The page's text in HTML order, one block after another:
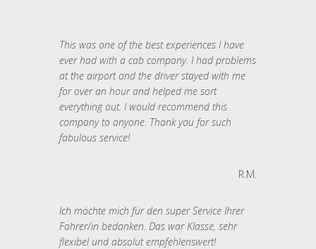
This was one of the best experiences I have
ever had with a cab company. I had problems
at the airport and the driver stayed with me
for over an hour and helped me sort
everything out. I would recommend this
company to anyone. Thank you for such
fabulous service!
R.M.
Ich möchte mich für den super Service Ihrer
Fahrer/in bedanken. Das war Klasse, sehr
flexibel und absolut empfehlenswert!